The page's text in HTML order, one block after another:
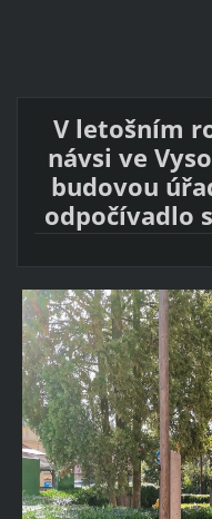
V letošním
návsi ve
budovou
odpočívadlo